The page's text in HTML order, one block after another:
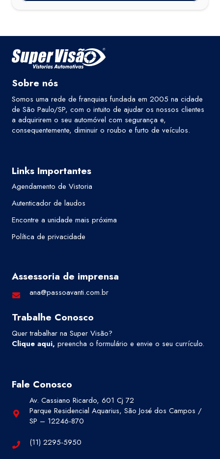
Sobre nós
Somos uma rede de franquias fundada em 2005 na cidade
de São Paulo/SP, com o intuito de ajudar os nossos clientes
a adquirirem o seu automóvel com segurança e,
consequentemente, diminuir o roubo e furto de veículos.
Links Importantes
Agendamento de Vistoria
Autenticador de laudos
Encontre a unidade mais próxima
Política de privacidade
Assessoria de imprensa
ana@passoavanti.com.br
Trabalhe Conosco
Quer trabalhar na Super Visão?
Clique aqui, preencha o formulário e envie o seu currículo.
Fale Conosco
Av. Cassiano Ricardo, 601 Cj 72
Parque Residencial Aquarius, São José dos Campos /
SP – 12246-870
(11) 2295-5950